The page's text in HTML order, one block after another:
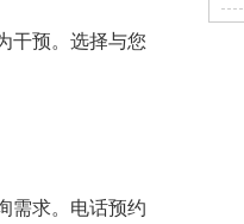
干预。选择与您
需求。电话预约